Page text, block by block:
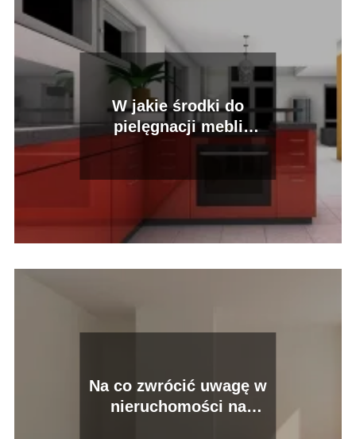
W jakie środki do
pielęgnacji mebli
drewnianych najlepiej
Na co zwrócić uwagę w
nieruchomości na